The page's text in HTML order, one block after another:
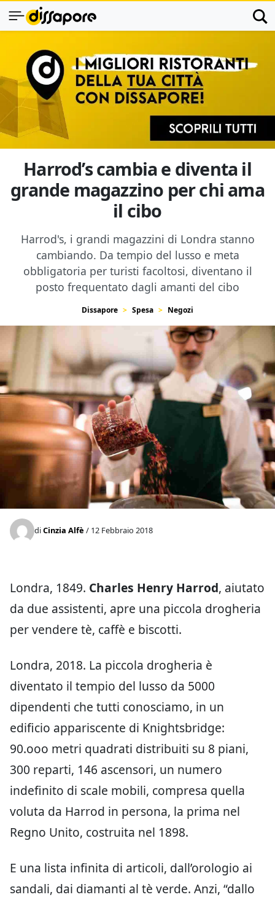
Harrod’s cambia e diventa il
grande magazzino per chi ama
il cibo
Harrod's, i grandi magazzini di Londra stanno
cambiando. Da tempio del lusso e meta
obbligatoria per turisti facoltosi, diventano il
posto frequentato dagli amanti del cibo
Dissapore Spesa Negozi
diCinzia Alfè / 12 Febbraio 2018
Londra, 1849. Charles Henry Harrod, aiutato
da due assistenti, apre una piccola drogheria
per vendere tè, caffè e biscotti.
Londra, 2018. La piccola drogheria è
diventato il tempio del lusso da 5000
dipendenti che tutti conosciamo, in un
edificio appariscente di Knightsbridge:
90.ooo metri quadrati distribuiti su 8 piani,
300 reparti, 146 ascensori, un numero
indefinito di scale mobili, compresa quella
voluta da Harrod in persona, la prima nel
Regno Unito, costruita nel 1898.
E una lista infinita di articoli, dall’orologio ai
sandali, dai diamanti al tè verde. Anzi, “dallo